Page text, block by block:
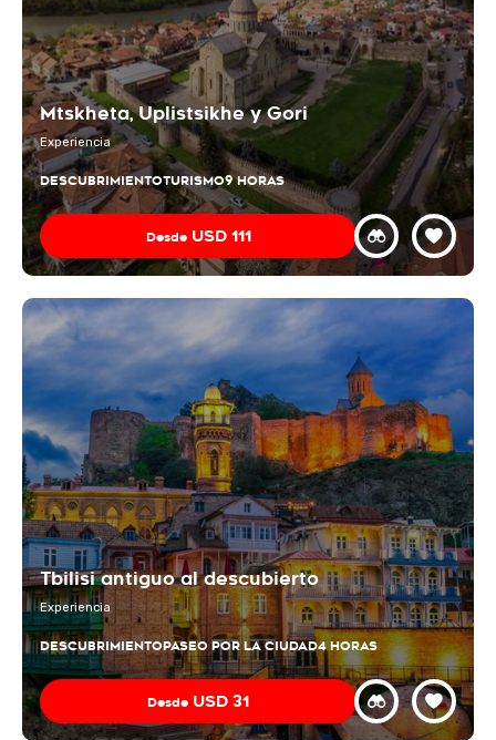
Mtskheta, Uplistsikhe y Gori
Experiencia
DESCUBRIMIENTOTURISMO9 HORAS
Desde USD 111
Tbilisi antiguo al descubierto
Experiencia
DESCUBRIMIENTOPASEO POR LA CIUDAD4 HORAS
Desde USD 31